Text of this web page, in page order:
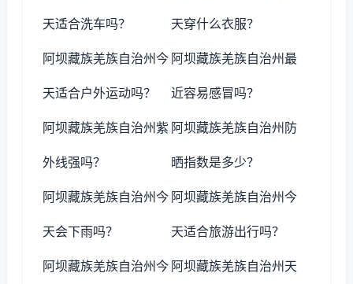
天适合洗车吗？ 天穿什么衣服？
阿坝藏族羌族自治州今
天适合户外运动吗？
阿坝藏族羌族自治州最
近容易感冒吗？
阿坝藏族羌族自治州紫
外线强吗？
阿坝藏族羌族自治州防
晒指数是多少？
阿坝藏族羌族自治州今
天会下雨吗？
阿坝藏族羌族自治州今
天适合旅游出行吗？
阿坝藏族羌族自治州今 阿坝藏族羌族自治州天